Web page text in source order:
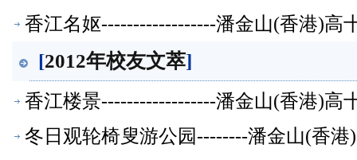
香江名妪------------------潘金山(香港)高
[2012年校友文萃]
香江楼景------------------潘金山(香港)高
冬日观轮椅叟游公园--------潘金山(香